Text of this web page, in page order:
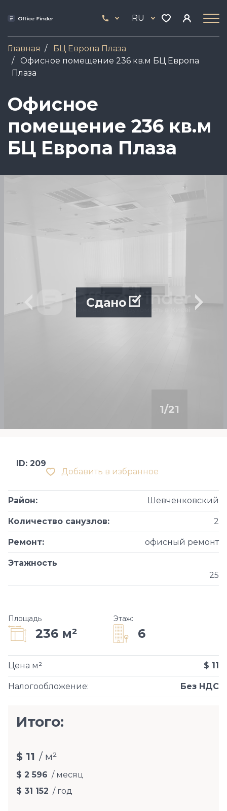
содержанию
444
17
RU
Главная
БЦ Европа Плаза
Офисное помещение 236 кв.м БЦ Европа
Плаза
Офисное
помещение 236 кв.м
БЦ Европа Плаза
1/21
Сдано
Добавить в избранное
ID: 209
Район: Шевченковский
Количество санузлов: 2
Ремонт: офисный ремонт
Этажность
25
Площадь
236 м²
Этаж:
6
Налогообложение: Без НДС
Цена м² $ 11
Итого:
$ 11 / м²
$ 2 596 / месяц
$ 31 152 / год